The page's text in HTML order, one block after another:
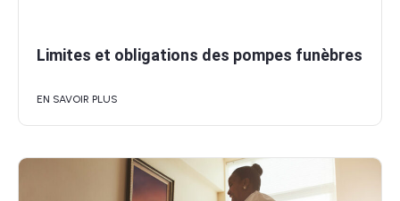
Limites et obligations des pompes funèbres
EN SAVOIR PLUS